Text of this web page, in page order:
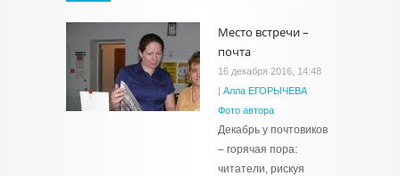
Место встречи –
почта
16 декабря 2016, 14:48
| Алла ЕГОРЫЧЕВА
Фото автора
Декабрь у почтовиков
– горячая пора:
читатели, рискуя